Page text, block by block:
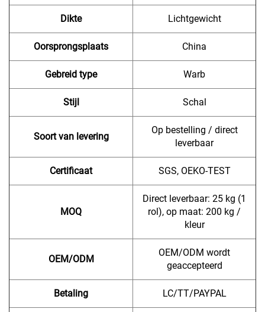
Dikte Lichtgewicht
Oorsprongsplaats China
Gebreid type Warb
Stijl Schal
Soort van levering
Op bestelling / direct
leverbaar
Certificaat SGS, OEKO-TEST
MOQ
Direct leverbaar: 25 kg (1
rol), op maat: 200 kg /
kleur
OEM/ODM
OEM/ODM wordt
geaccepteerd
Betaling LC/TT/PAYPAL